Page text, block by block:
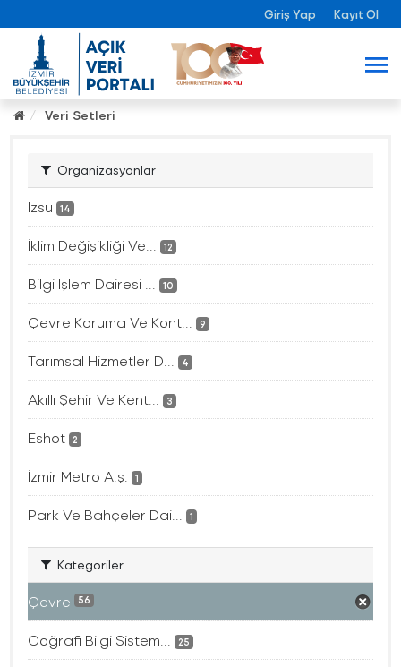
Giriş Yap Kayıt Ol
Veri Setleri
Organizasyonlar
İzsu 14
İklim Değişikliği Ve... 12
Bilgi İşlem Dairesi ... 10
Çevre Koruma Ve Kont... 9
Tarımsal Hizmetler D... 4
Akıllı Şehir Ve Kent... 3
Eshot 2
İzmir Metro A.ş. 1
Park Ve Bahçeler Dai... 1
Kategoriler
Çevre 56
Coğrafi Bilgi Sistem... 25